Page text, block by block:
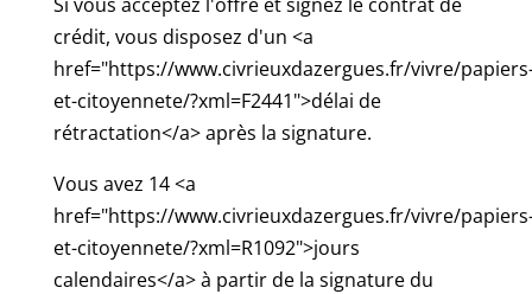
crédit, vous disposez d'un <a
href="https://www.civrieuxdazergues.fr/vivre/
et-citoyennete/?xml=F2441">délai de
rétractation</a> après la signature.
Vous avez 14 <a
href="https://www.civrieuxdazergues.fr/vivre/
et-citoyennete/?xml=R1092">jours
calendaires</a> à partir de la signature du